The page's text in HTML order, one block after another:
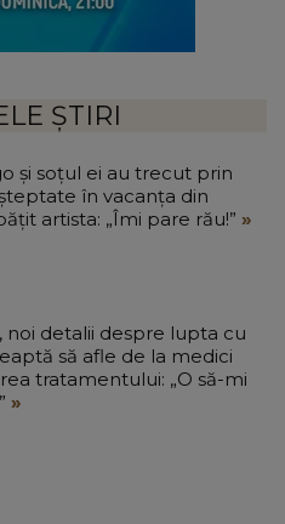
ȘTIRI
și soțul ei au trecut prin
în vacanța din
artista: „Îmi pare rău!”
noi detalii despre lupta cu
să afle de la medici
tratamentului: „O să-mi